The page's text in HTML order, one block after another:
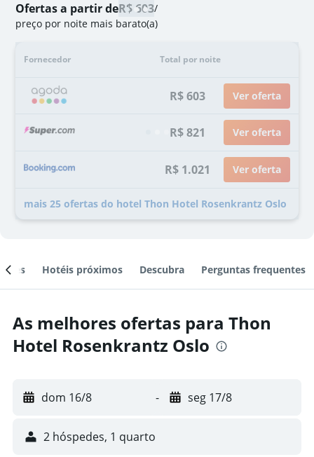
Ofertas a partir deR$ 603/
preço por noite mais barato(a)
Fornecedor Total por noite
R$ 603 Ver oferta
R$ 821 Ver oferta
R$ 1.021 Ver oferta
mais 25 ofertas do hotel Thon Hotel Rosenkrantz Oslo
Hotéis próximos Descubra Perguntas frequentes
As melhores ofertas para Thon
Hotel Rosenkrantz Oslo
dom 16/8 - seg 17/8
2 hóspedes, 1 quarto